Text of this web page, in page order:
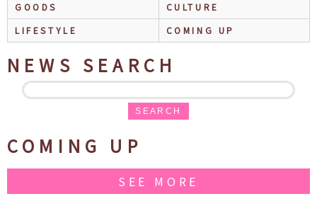
GOODS
CULTURE
LIFESTYLE
COMING UP
NEWS SEARCH
SEARCH
COMING UP
SEE MORE